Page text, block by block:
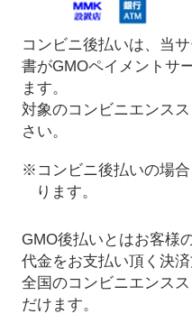
コンビニ後払いは、当
書がGMOペイメントサ
ます。
対象のコンビニエンス
さい。
※コンビニ後払いの場
ります。
GMO後払いとはお客様
代金をお支払い頂く決済
全国のコンビニエンス
だけます。